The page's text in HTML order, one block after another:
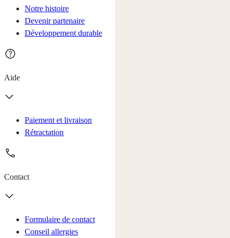
Notre histoire
Devenir partenaire
Développement durable
Aide
Paiement et livraison
Rétractation
Contact
Formulaire de contact
Conseil allergies